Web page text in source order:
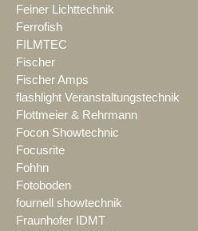
Feiner Lichttechnik
Ferrofish
FILMTEC
Fischer
Fischer Amps
flashlight Veranstaltungstechnik
Flottmeier & Rehrmann
Focon Showtechnic
Focusrite
Fohhn
Fotoboden
fournell showtechnik
Fraunhofer IDMT